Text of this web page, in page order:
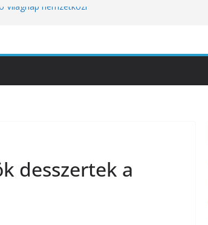
Világnap nemzetközi
desszertek a